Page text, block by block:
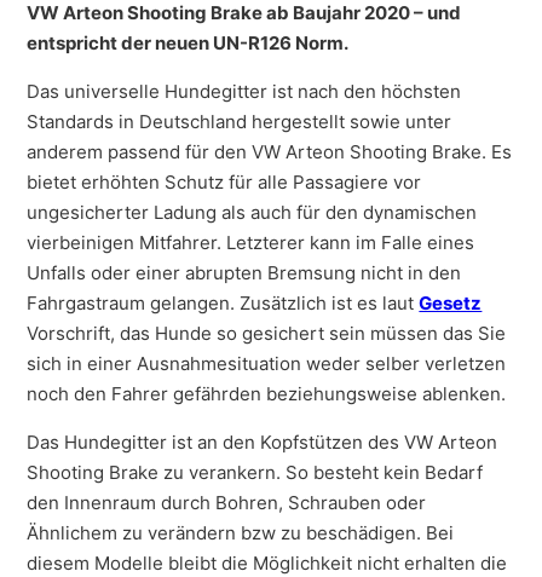
VW Arteon Shooting Brake ab Baujahr 2020 – und
entspricht der neuen UN-R126 Norm.
Das universelle Hundegitter ist nach den höchsten
Standards in Deutschland hergestellt sowie unter
anderem passend für den VW Arteon Shooting Brake. Es
bietet erhöhten Schutz für alle Passagiere vor
ungesicherter Ladung als auch für den dynamischen
vierbeinigen Mitfahrer. Letzterer kann im Falle eines
Unfalls oder einer abrupten Bremsung nicht in den
Fahrgastraum gelangen. Zusätzlich ist es lautGesetz
Vorschrift, das Hunde so gesichert sein müssen das Sie
sich in einer Ausnahmesituation weder selber verletzen
noch den Fahrer gefährden beziehungsweise ablenken.
Das Hundegitter ist an den Kopfstützen des VW Arteon
Shooting Brake zu verankern. So besteht kein Bedarf
den Innenraum durch Bohren, Schrauben oder
Ähnlichem zu verändern bzw zu beschädigen. Bei
diesem Modelle bleibt die Möglichkeit nicht erhalten die